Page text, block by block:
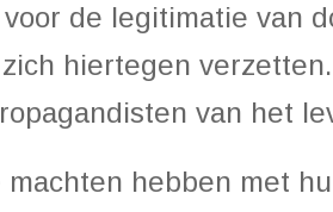
de legitimatie van
hiertegen
van het
machten hebben met